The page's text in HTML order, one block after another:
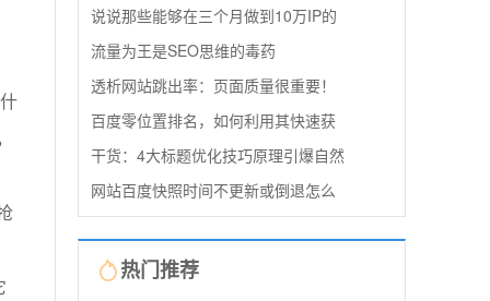
说说那些能够在三个月做到10万IP的
流量为王是SEO思维的毒药
透析网站跳出率：页面质量很重要！
百度零位置排名，如何利用其快速获
干货：4大标题优化技巧原理引爆自然
网站百度快照时间不更新或倒退怎么
热门推荐